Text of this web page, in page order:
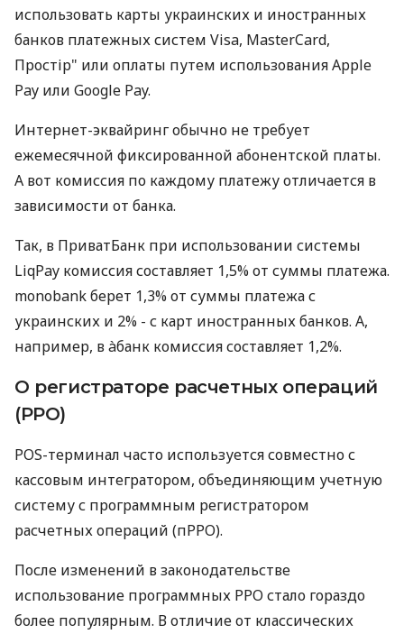
использовать карты украинских и иностранных
банков платежных систем Visa, MasterCard,
Простір" или оплаты путем использования Apple
Pay или Google Pay.
Интернет-эквайринг обычно не требует
ежемесячной фиксированной абонентской платы.
А вот комиссия по каждому платежу отличается в
зависимости от банка.
Так, в ПриватБанк при использовании системы
LiqPay комиссия составляет 1,5% от суммы платежа.
monobank берет 1,3% от суммы платежа с
украинских и 2% - с карт иностранных банков. А,
например, в àбанк комиссия составляет 1,2%.
О регистраторе расчетных операций
(РРО)
POS-терминал часто используется совместно с
кассовым интегратором, объединяющим учетную
систему с программным регистратором
расчетных операций (пРРО).
После изменений в законодательстве
использование программных РРО стало гораздо
более популярным. В отличие от классических